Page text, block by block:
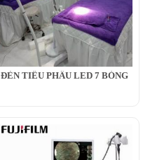
ĐÈN TIỂU PHẪU LED 7 BÓNG